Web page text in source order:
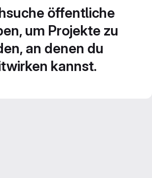
öffentliche
um Projekte zu
an denen du
kannst.